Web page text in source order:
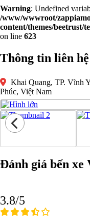
Warning: Undefined
/www/wwwroot/
content/themes/beetrust/
on line 623
Thông tin liên
Khai Quang, TP. Vĩnh
Phúc, Việt Nam
Đánh giá bến xe
3.8/5